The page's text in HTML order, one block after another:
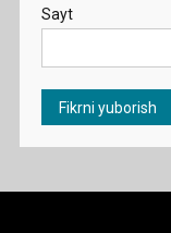
Sayt